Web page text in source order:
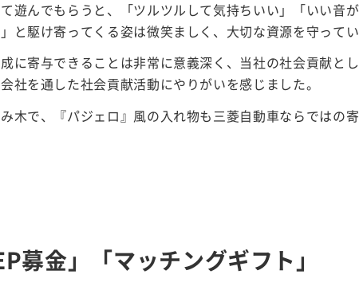
遊んでもらうと、「ツルツルして気持ちいい」「いい音
と駆け寄ってくる姿は微笑ましく、大切な資源を守って
に寄与できることは非常に意義深く、当社の社会貢献と
社を通した社会貢献活動にやりがいを感じました。
木で、『パジェロ』風の入れ物も三菱自動車ならではの
募金」「マッチングギフト」